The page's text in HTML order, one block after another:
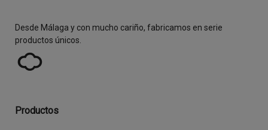
Desde Málaga y con mucho cariño, fabricamos en serie
productos únicos.
Productos